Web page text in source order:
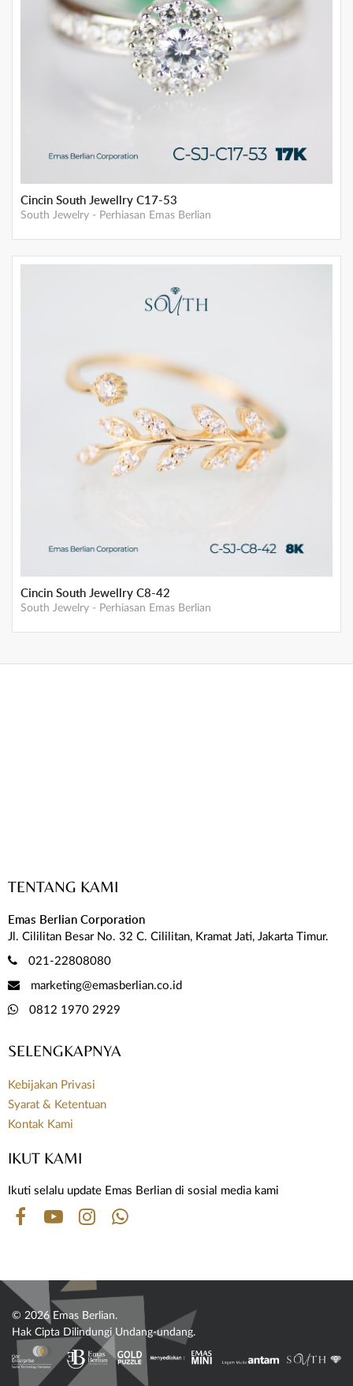
Cincin South Jewellry C17-53
South Jewelry - Perhiasan Emas Berlian
Cincin South Jewellry C8-42
South Jewelry - Perhiasan Emas Berlian
TENTANG KAMI
Emas Berlian Corporation
Jl. Cililitan Besar No. 32 C. Cililitan, Kramat Jati, Jakarta Timur.
021-22808080
marketing@emasberlian.co.id
0812 1970 2929
SELENGKAPNYA
Kebijakan Privasi
Syarat & Ketentuan
Kontak Kami
IKUT KAMI
Ikuti selalu update Emas Berlian di sosial media kami
© 2026 Emas Berlian.
Hak Cipta Dilindungi Undang-undang.